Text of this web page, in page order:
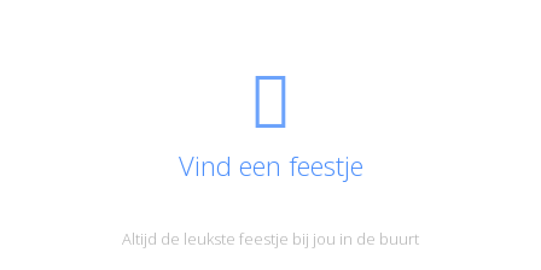
Vind een feestje
Altijd de leukste feestje bij jou in de buurt